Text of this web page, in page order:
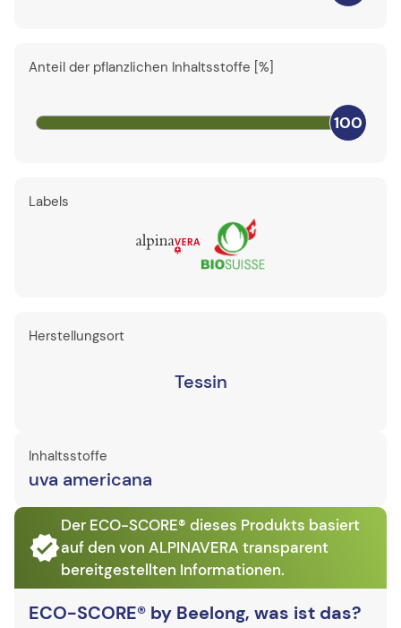
Anteil der pflanzlichen Inhaltsstoffe [%]
100
Labels
Herstellungsort
Tessin
Inhaltsstoffe
uva americana
Der ECO-SCORE® dieses Produkts basiert
auf den von ALPINAVERA transparent
bereitgestellten Informationen.
ECO-SCORE® by Beelong, was ist das?